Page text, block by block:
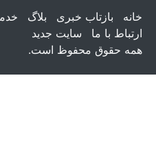
خانه بازتاب خبری بلاگ
ارتباط با ما
سایت جدید
همه حقوق محفوظ است.